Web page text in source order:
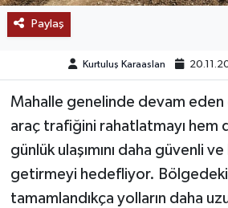
Paylaş
Kurtuluş Karaaslan
Mahalle genelinde devam eden
araç trafiğini rahatlatmayı hem
günlük ulaşımını daha güvenli
getirmeyi hedefliyor. Bölgedeki
tamamlandıkça yolların daha
TREND
MEDYA
OTOMOTİV
TEKNOLOJİ
YAŞAM